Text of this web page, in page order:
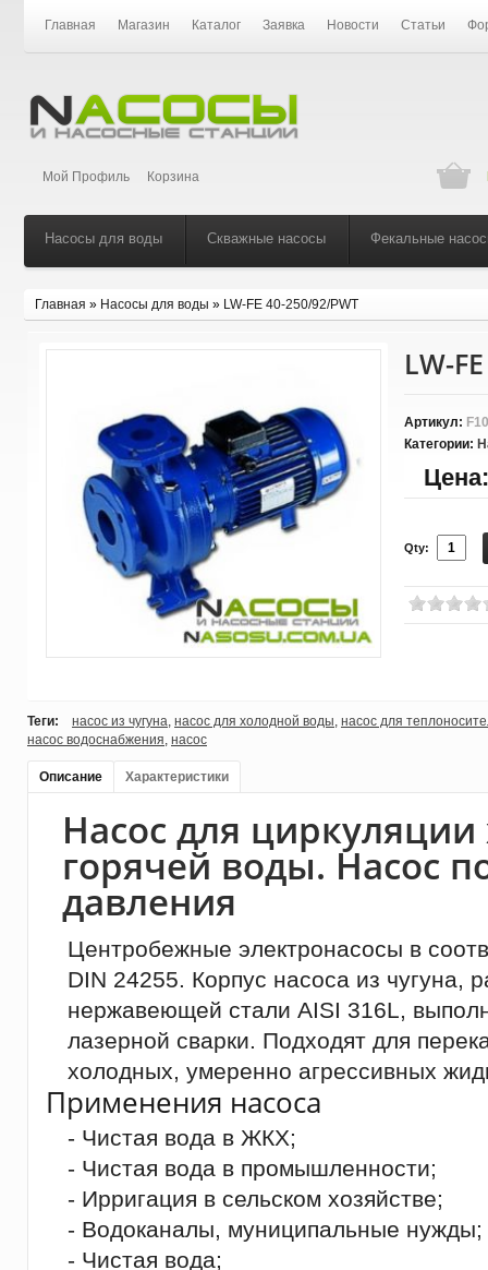
Главная Магазин Каталог Заявка Новости Статьи
Мой Профиль Корзина
Насосы для воды Скважные насосы Фекальные
Главная » Насосы для воды » LW-FE 40-250/92/PWT
LW-
Артикул:
Категории:
Цена:
Qty:
Теги: насос из чугуна, насос для холодной воды, насос для
насос водоснабжения, насос
Описание Характеристики
Насос для
горячей воды. Насос
давления
Центробежные электронасосы в
DIN 24255. Корпус насоса из чугуна,
нержавеющей стали AISI 316L,
лазерной сварки. Подходят для
холодных, умеренно агрессивных
Применения насоса
- Чистая вода в ЖКХ;
- Чистая вода в промышленности;
- Ирригация в сельском хозяйстве;
- Водоканалы, муниципальные нужды;
- Чистая вода;